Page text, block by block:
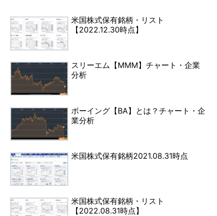
米国株式保有銘柄・リスト
【2022.12.30時点】
スリーエム【MMM】チャート・企業
分析
ボーイング【BA】とは？チャート・企
業分析
米国株式保有銘柄2021.08.31時点
米国株式保有銘柄・リスト
【2022.08.31時点】